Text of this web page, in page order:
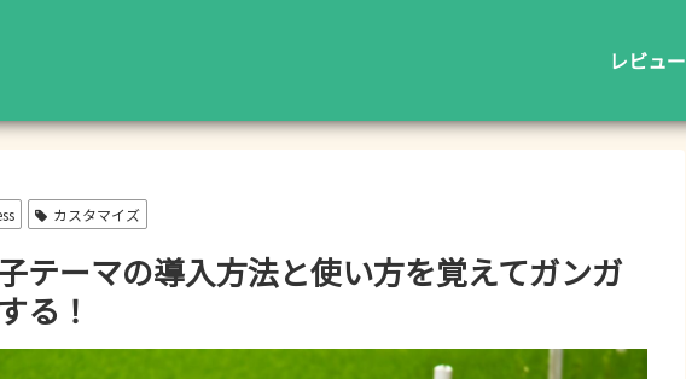
レビュー
カスタマイズ
テーマの導入方法と使い方を覚えてガンガ
る！